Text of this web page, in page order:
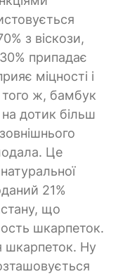
з віскози,
припадає
міцності і
того ж, бамбук
дотик більш
Це
21%
що
шкарпеток.
шкарпеток. Ну